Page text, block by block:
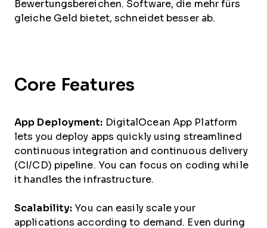
Bewertungsbereichen. Software, die mehr fürs
gleiche Geld bietet, schneidet besser ab.
Core Features
App Deployment: DigitalOcean App Platform
lets you deploy apps quickly using streamlined
continuous integration and continuous delivery
(CI/CD) pipeline. You can focus on coding while
it handles the infrastructure.
Scalability: You can easily scale your
applications according to demand. Even during